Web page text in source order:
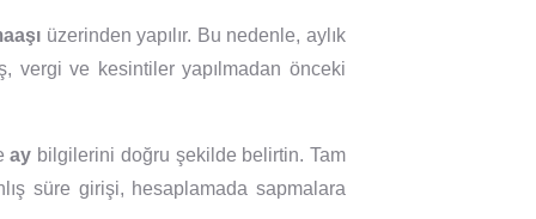
üzerinden yapılır. Bu nedenle, aylık
vergi ve kesintiler yapılmadan önceki
ay bilgilerini doğru şekilde belirtin. Tam
süre girişi, hesaplamada sapmalara